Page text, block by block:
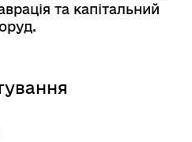
та капітальний